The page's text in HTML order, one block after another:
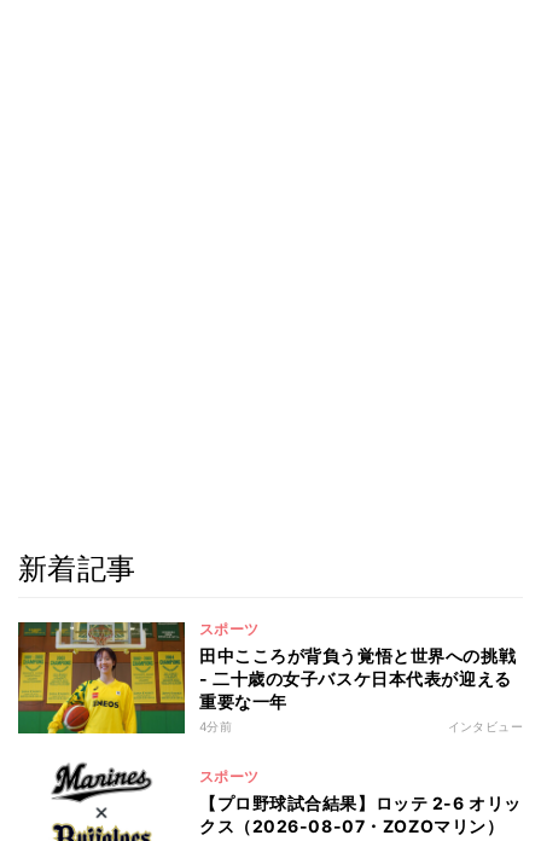
新着記事
スポーツ
田中こころが背負う覚悟と世界への挑戦
- 二十歳の女子バスケ日本代表が迎える
重要な一年
4分前 インタビュー
スポーツ
【プロ野球試合結果】ロッテ 2-6 オリッ
クス（2026-08-07・ZOZOマリン）